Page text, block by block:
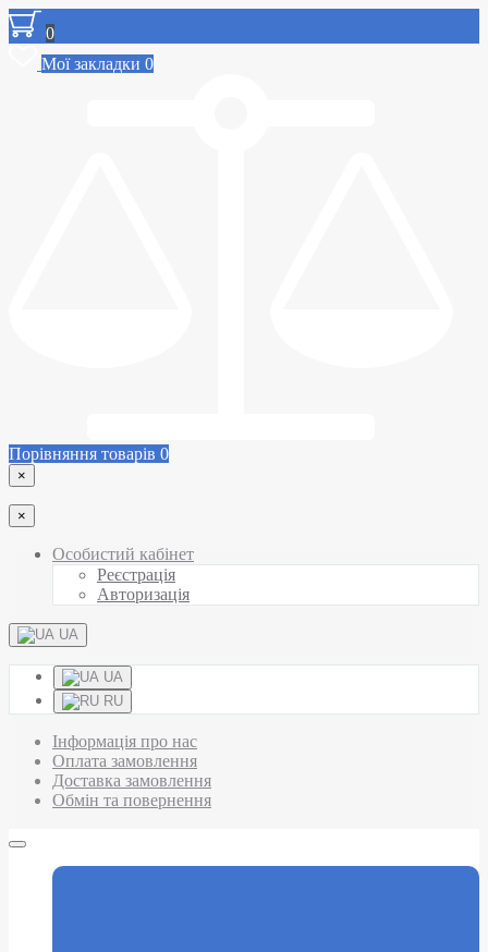
0
Мої закладки 0
Порівняння товарів 0
×
×
Особистий кабінет
Реєстрація
Авторизація
UA
UA
RU
Інформація про нас
Оплата замовлення
Доставка замовлення
Обмін та повернення